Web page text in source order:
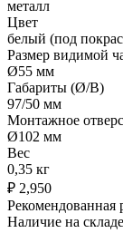
металл
Цвет
белый (под
Размер видимой
Ø55 мм
Габариты (Ø/В)
97/50 мм
Монтажное
Ø102 мм
Вес
0,35 кг
₽ 2,950
Рекомендованная
Наличие на